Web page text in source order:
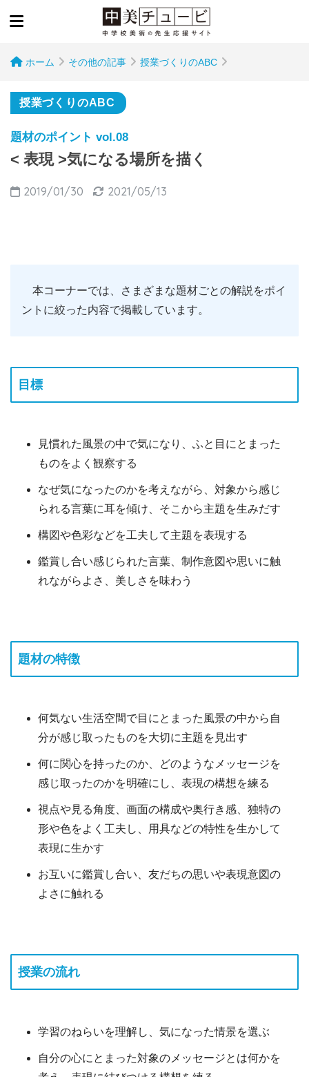
ホーム その他の記事 授業づくりのABC
授業づくりのABC
題材のポイント vol.08
< 表現 >気になる場所を描く
2019/01/30 2021/05/13
本コーナーでは、さまざまな題材ごとの解説をポイ
ントに絞った内容で掲載しています。
目標
見慣れた風景の中で気になり、ふと目にとまった
ものをよく観察する
なぜ気になったのかを考えながら、対象から感じ
られる言葉に耳を傾け、そこから主題を生みだす
構図や色彩などを工夫して主題を表現する
鑑賞し合い感じられた言葉、制作意図や思いに触
れながらよさ、美しさを味わう
題材の特徴
何気ない生活空間で目にとまった風景の中から自
分が感じ取ったものを大切に主題を見出す
何に関心を持ったのか、どのようなメッセージを
感じ取ったのかを明確にし、表現の構想を練る
視点や見る角度、画面の構成や奥行き感、独特の
形や色をよく工夫し、用具などの特性を生かして
表現に生かす
お互いに鑑賞し合い、友だちの思いや表現意図の
よさに触れる
授業の流れ
学習のねらいを理解し、気になった情景を選ぶ
自分の心にとまった対象のメッセージとは何かを